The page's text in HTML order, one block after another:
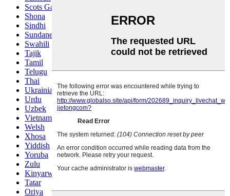
Scots Gaelic
Shona
Sindhi
Sundanese
Swahili
Tajik
Tamil
Telugu
Thai
Ukrainian
Urdu
Uzbek
Vietnamese
Welsh
Xhosa
Yiddish
Yoruba
Zulu
Kinyarwanda
Tatar
Oriya